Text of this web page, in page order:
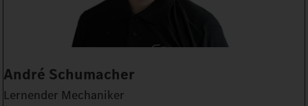
André Schumacher
Lernender Mechaniker